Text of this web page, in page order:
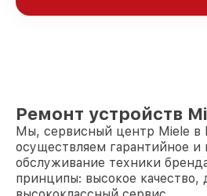
Ремонт устройств
Мы, сервисный центр Miele в
осуществляем гарантийное и
обслуживание техники
принципы: высокое качество,